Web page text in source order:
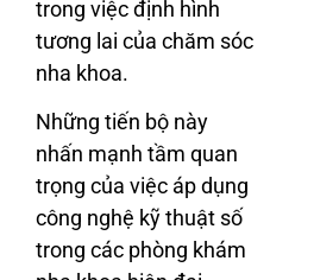
trong việc định hình
tương lai của chăm sóc
nha khoa.
Những tiến bộ này
nhấn mạnh tầm quan
trọng của việc áp dụng
công nghệ kỹ thuật số
trong các phòng khám